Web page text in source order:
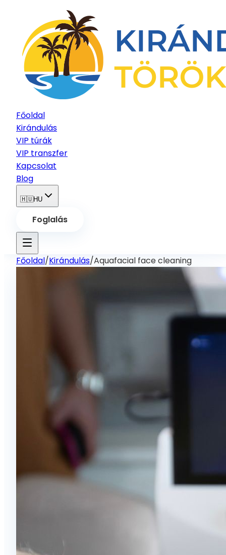
Főoldal
Kirándulás
VIP túrák
VIP transzfer
Kapcsolat
Blog
🇭🇺HU
Foglalás
Főoldal/Kirándulás/Aquafacial face cleaning